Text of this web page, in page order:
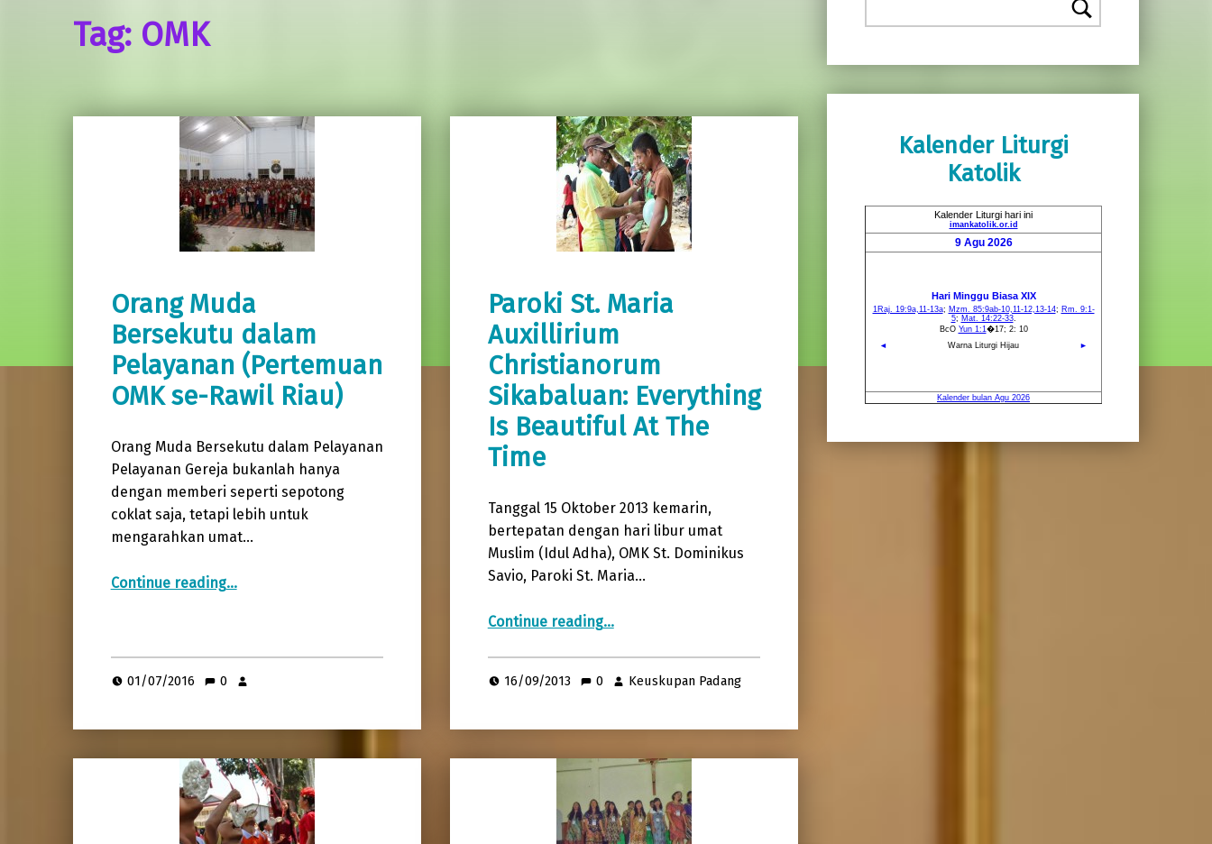
Tag: OMK
Orang Muda
Bersekutu dalam
Pelayanan (Pertemuan
OMK se-Rawil Riau)
Orang Muda Bersekutu dalam Pelayanan
Pelayanan Gereja bukanlah hanya
dengan memberi seperti sepotong
coklat saja, tetapi lebih untuk
mengarahkan umat…
Continue reading“Orang Muda Bersekutu dalam Pelayanan (Pertemuan OMK se-Rawil Riau)”
…
01/07/2016 0
Paroki St. Maria
Auxillirium
Christianorum
Sikabaluan: Everything
Is Beautiful At The
Time
Tanggal 15 Oktober 2013 kemarin,
bertepatan dengan hari libur umat
Muslim (Idul Adha), OMK St. Dominikus
Savio, Paroki St. Maria…
Continue reading“Paroki St. Maria Auxillirium Christianorum Sikabaluan: Everything Is Beautiful At The Time”
…
16/09/2013 0 Keuskupan Padang
Kalender Liturgi
Katolik